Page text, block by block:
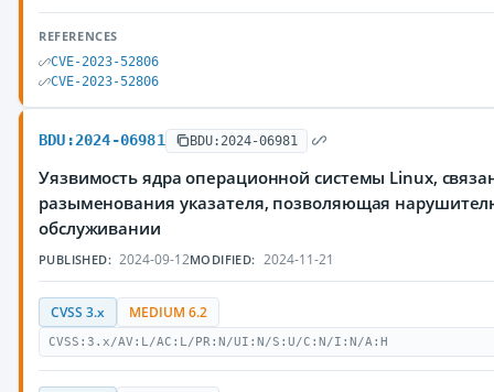
REFERENCES
CVE-2023-52806
CVE-2023-52806
BDU:2024-06981 BDU:2024-06981
Уязвимость ядра операционной системы Linux,
разыменования указателя, позволяющая
обслуживании
PUBLISHED: 2024-09-12MODIFIED: 2024-11-21
CVSS 3.x MEDIUM 6.2
CVSS:3.x/AV:L/AC:L/PR:N/UI:N/S:U/C:N/I:N/A:H